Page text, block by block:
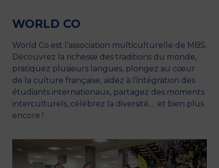
WORLD CO
World Co est l’association multiculturelle de MBS.
Découvrez la richesse des traditions du monde,
pratiquez plusieurs langues, plongez au cœur
de la culture française, aidez à l’intégration des
étudiants internationaux, partagez des moments
interculturels, célébrez la diversité.… et bien plus
encore !